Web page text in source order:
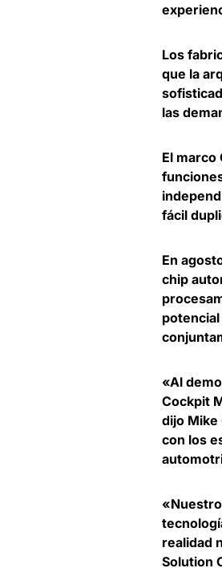
Los
que la
las
El marco
fácil
En
chip
«Al
Cockpit
dijo Mike
con los
realidad
Solution